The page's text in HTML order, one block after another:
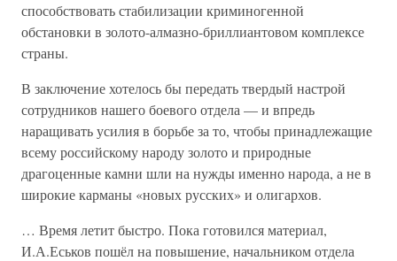
способствовать стабилизации криминогенной
обстановки в золото-алмазно-бриллиантовом комплексе
страны.
В заключение хотелось бы передать твердый настрой
сотрудников нашего боевого отдела — и впредь
наращивать усилия в борьбе за то, чтобы принадлежащие
всему российскому народу золото и природные
драгоценные камни шли на нужды именно народа, а не в
широкие карманы «новых русских» и олигархов.
… Время летит быстро. Пока готовился материал,
И.А.Еськов пошёл на повышение, начальником отдела